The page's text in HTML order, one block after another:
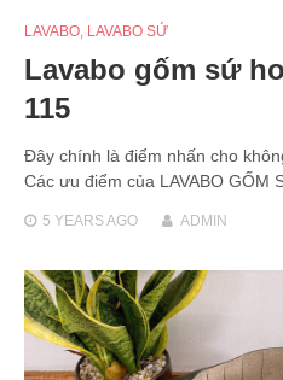
LAVABO LAVABO SỨ
Lavabo gốm sứ
115
Đây chính là điểm nhấn cho
Các ưu điểm của LAVABO GỐM
5 YEARSAGO ADMIN